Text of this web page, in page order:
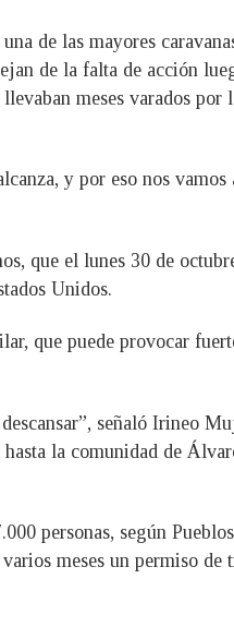
de las mayores
de la falta de acción
meses varados por
y por eso nos
que el lunes 30 de
Unidos.
que puede provocar
señaló Irineo
la comunidad de
personas, según
meses un permiso